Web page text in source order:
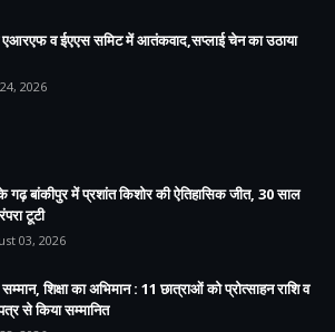
एआरएफ व ईएएस समिट में आतंकवाद,सप्लाई चेन का उठाया
2026
गढ़ बांकीपुर में प्रशांत किशोर की ऐतिहासिक जीत, 30 साल
टूटी
03, 2026
शिक्षा का अभिमान : 11 छात्राओं को प्रोत्साहन राशि व
से किया सम्मानित